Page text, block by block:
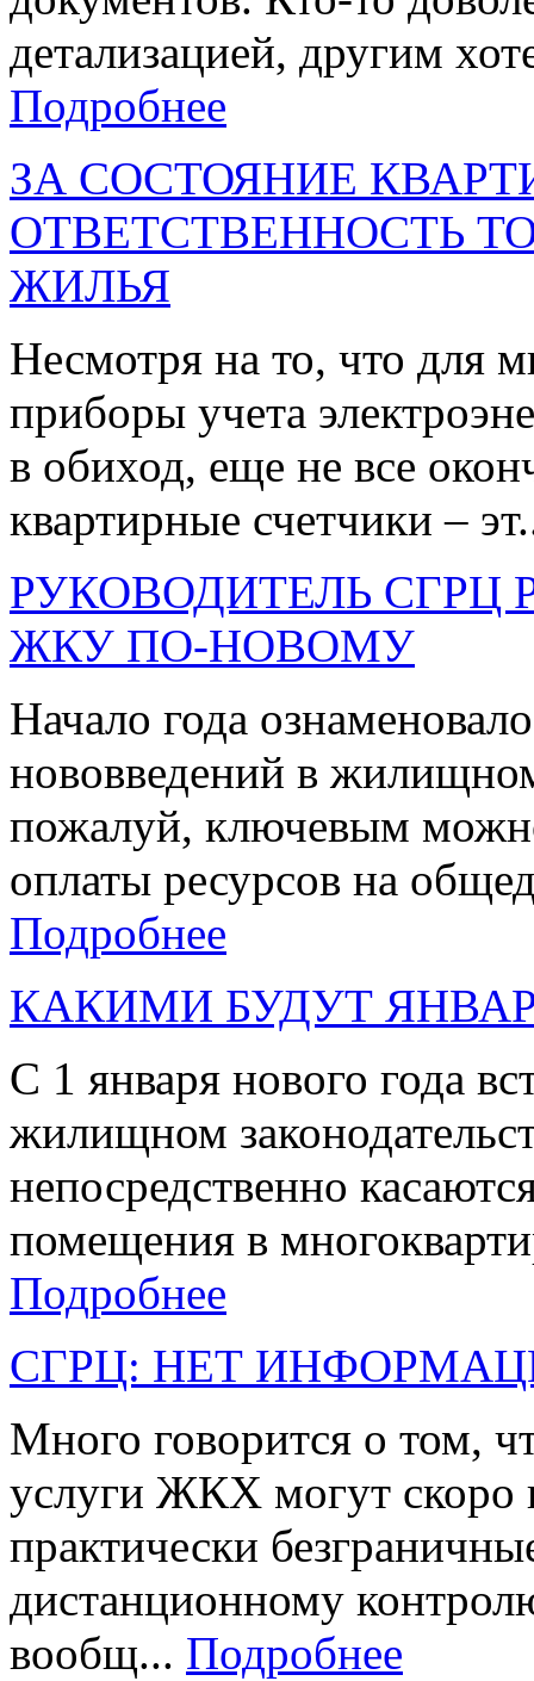
детализацией, другим
Подробнее
ЗА СОСТОЯНИЕ
ОТВЕТСТВЕННОСТЬ
ЖИЛЬЯ
Несмотря на то, что для
приборы учета
в обиход, еще не все
квартирные счетчики –
РУКОВОДИТЕЛЬ СГРЦ
ЖКУ ПО-НОВОМУ
Начало года
нововведений в
пожалуй, ключевым
оплаты ресурсов на
Подробнее
КАКИМИ БУДУТ
С 1 января нового года
жилищном
непосредственно
помещения в
Подробнее
СГРЦ: НЕТ
Много говорится о том,
услуги ЖКХ могут скоро
практически
дистанционному
вообщ... Подробнее